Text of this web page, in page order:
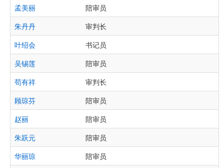
孟美丽
陪审员
朱丹丹
审判长
叶绍会
书记员
吴锡莲
陪审员
苟有祥
审判长
顾琼芬
陪审员
赵丽
陪审员
朱跃元
陪审员
华丽琼
陪审员